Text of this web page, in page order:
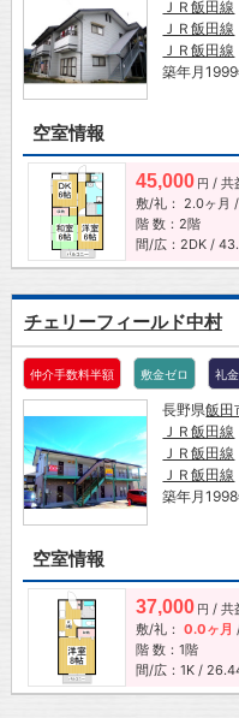
ＪＲ飯田線
ＪＲ飯田線
ＪＲ飯田線
築年月
空室情報
45,000 円 / 共
敷/礼： 2.0ヶ月 /
階 数：2階
間/広：2DK /
チェリーフィールド中村
仲介手数料半額 敷金ゼロ 礼
長野県飯田
ＪＲ飯田線
ＪＲ飯田線
ＪＲ飯田線
築年月
空室情報
37,000 円 / 共
敷/礼： 0.0ヶ月
階 数：1階
間/広：1K /